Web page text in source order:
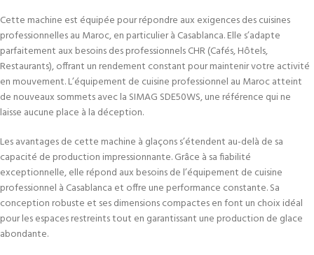
Cette machine est équipée pour répondre aux exigences des cuisines
professionnelles au Maroc, en particulier à Casablanca. Elle s’adapte
parfaitement aux besoins des professionnels CHR (Cafés, Hôtels,
Restaurants), offrant un rendement constant pour maintenir votre activité
en mouvement. L’équipement de cuisine professionnel au Maroc atteint
de nouveaux sommets avec la SIMAG SDE50WS, une référence qui ne
laisse aucune place à la déception.
Les avantages de cette machine à glaçons s’étendent au-delà de sa
capacité de production impressionnante. Grâce à sa fiabilité
exceptionnelle, elle répond aux besoins de l’équipement de cuisine
professionnel à Casablanca et offre une performance constante. Sa
conception robuste et ses dimensions compactes en font un choix idéal
pour les espaces restreints tout en garantissant une production de glace
abondante.